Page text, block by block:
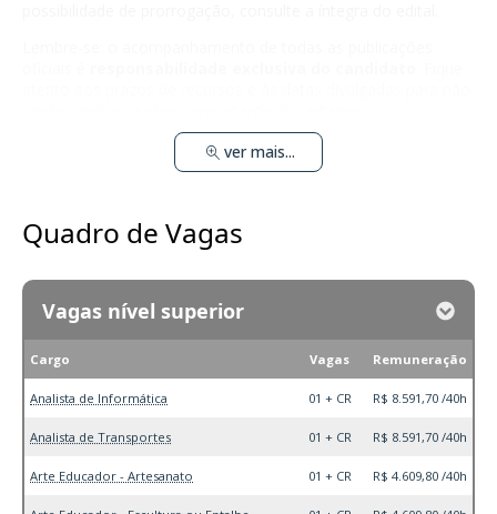
ver mais...
Quadro de Vagas
Vagas nível superior
Cargo Vagas Remuneração
Analista de Informática 01 + CR R$ 8.591,70 /40h
Analista de Transportes 01 + CR R$ 8.591,70 /40h
Arte Educador - Artesanato 01 + CR R$ 4.609,80 /40h